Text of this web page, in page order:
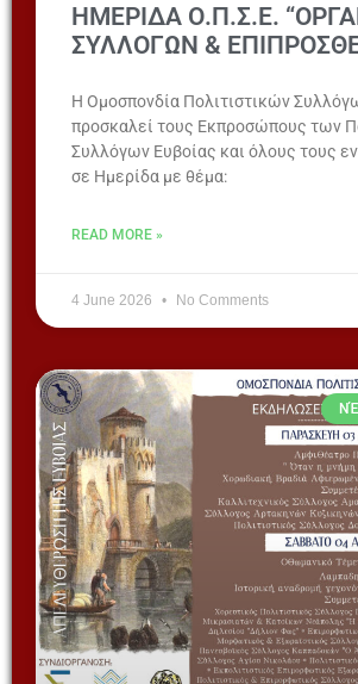
ΗΜΕΡΙΔΑ Ο.Π.Σ.Ε.
ΣΥΛΛΟΓΩΝ &
Η Ομοσπονδία Πολιτιστικών
προσκαλεί τους Εκπροσώπους των
Συλλόγων Ευβοίας και όλους τους
σε Ημερίδα με θέμα:
READ MORE »
4 June 2026 No Comments